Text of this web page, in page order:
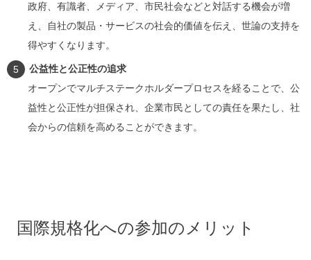
政府、有識者、メディア、市民社会などと対話する機会が増
え、自社の製品・サービスの社会的価値を伝え、世論の支持を
得やすくなります。
公益性と公正性の追求
オープンでマルチステークホルダープロセスを経ることで、公
益性と公正性が担保され、企業市民としての責任を果たし、社
会からの信頼を高めることができます。
国際規格化への参加のメリット